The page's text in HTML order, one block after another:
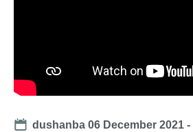
Date
dushanba 06 December 2021 -